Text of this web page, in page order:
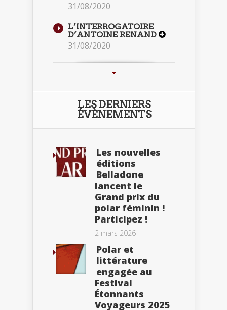
31/08/2020
L’INTERROGATOIRE
D’ANTOINE RENAND
31/08/2020
LES DERNIERS
ÉVÈNEMENTS
Les nouvelles
éditions
Belladone
lancent le
Grand prix du
polar féminin !
Participez !
2 mars 2026
Polar et
littérature
engagée au
Festival
Étonnants
Voyageurs 2025